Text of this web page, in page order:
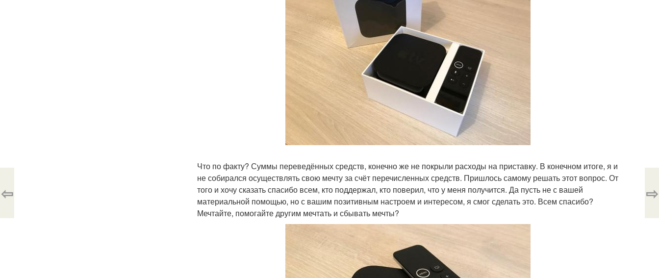
Что по факту? Суммы переведённых средств, конечно же не покрыли расходы на приставку. В конечном итоге, я и
не собирался осуществлять свою мечту за счёт перечисленных средств. Пришлось самому решать этот вопрос. От
того и хочу сказать спасибо всем, кто поддержал, кто поверил, что у меня получится. Да пусть не с вашей
материальной помощью, но с вашим позитивным настроем и интересом, я смог сделать это. Всем спасибо?
Мечтайте, помогайте другим мечтать и сбывать мечты?
⇦ ⇨